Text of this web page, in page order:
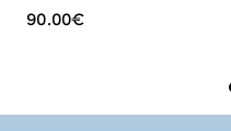
90.00€